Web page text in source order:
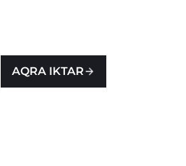
AQRA IKTAR